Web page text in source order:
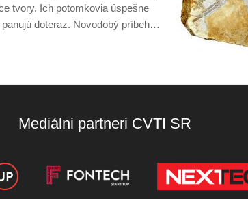
tvory. Ich potomkovia úspešne
doteraz. Novodobý príbeh…
Mediálni partneri CVTI SR